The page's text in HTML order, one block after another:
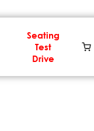
Seating
Test
Drive